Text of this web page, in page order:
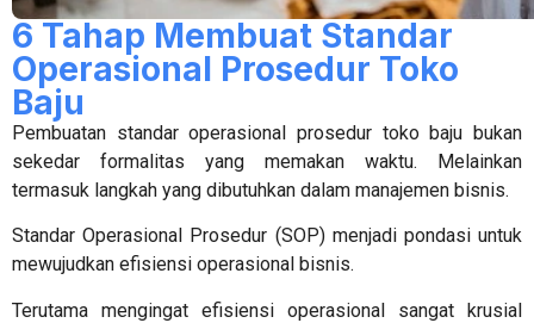
6 Tahap Membuat Standar
Operasional Prosedur Toko
Baju
Pembuatan standar operasional prosedur toko baju bukan
sekedar formalitas yang memakan waktu. Melainkan
termasuk langkah yang dibutuhkan dalam manajemen bisnis.
Standar Operasional Prosedur (SOP) menjadi pondasi untuk
mewujudkan efisiensi operasional bisnis.
Terutama mengingat efisiensi operasional sangat krusial